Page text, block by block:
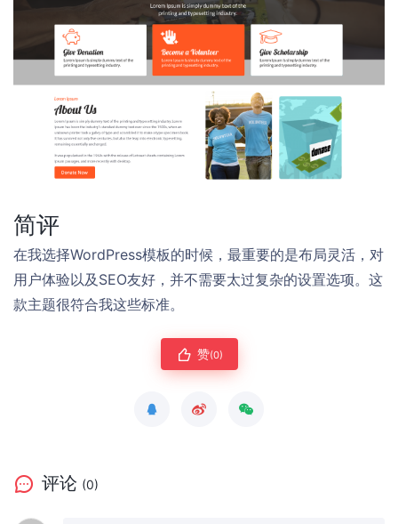
简评
在我选择WordPress模板的时候，最重要的是布局灵活，对
用户体验以及SEO友好，并不需要太过复杂的设置选项。这
款主题很符合我这些标准。
赞(0)
评论 (0)